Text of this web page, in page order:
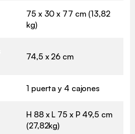
75 x 30 x 77 cm (13,82
kg)
74,5 x 26 cm
1 puerta y 4 cajones
H 88 x L 75 x P 49,5 cm
(27,82kg)